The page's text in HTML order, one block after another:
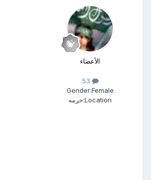
الأعضاء
Gender:Female
Location: حرمه